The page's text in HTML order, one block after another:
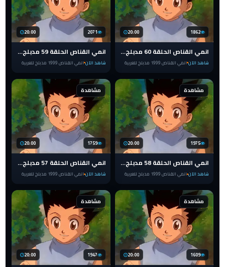
20:00 1862
انمي القناص الحلقة 60 مدبلج للعربية HUNTER x HUNTER 1999
شاهد الآن انمي القناص 1999 مدبلج للعربية
20:00 2071
انمي القناص الحلقة 59 مدبلج للعربية HUNTER x HUNTER 1999
شاهد الآن انمي القناص 1999 مدبلج للعربية
مشاهدة
20:00 1975
انمي القناص الحلقة 58 مدبلج للعربية HUNTER x HUNTER 1999
شاهد الآن انمي القناص 1999 مدبلج للعربية
مشاهدة
20:00 1759
انمي القناص الحلقة 57 مدبلج للعربية HUNTER x HUNTER 1999
شاهد الآن انمي القناص 1999 مدبلج للعربية
مشاهدة
20:00 1609
مشاهدة
20:00 1947